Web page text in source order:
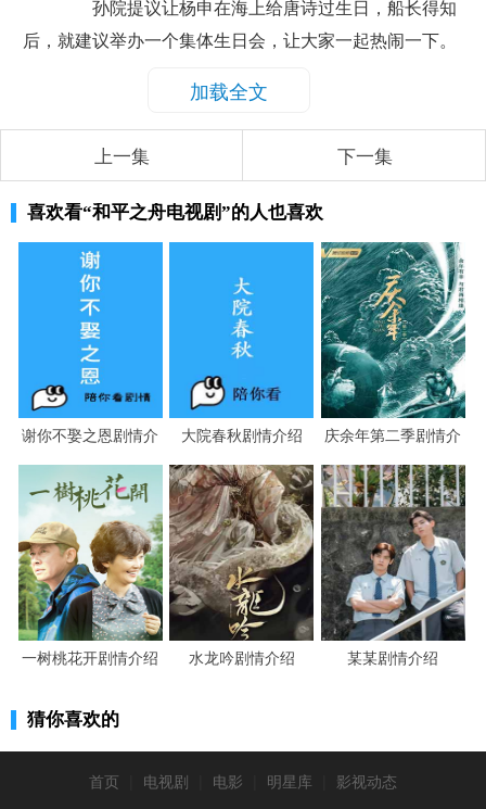
孙院提议让杨申在海上给唐诗过生日，船长得知
后，就建议举办一个集体生日会，让大家一起热闹一下。
加载全文
上一集 下一集
喜欢看“和平之舟电视剧”的人也喜欢
谢你不娶之恩剧情介
绍
大院春秋剧情介绍
庆余年第二季剧情介
绍
一树桃花开剧情介绍 水龙吟剧情介绍 某某剧情介绍
猜你喜欢的
首页 电视剧 电影 明星库 影视动态